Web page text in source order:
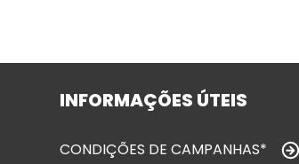
INFORMAÇÕES ÚTEIS
CONDIÇÕES DE CAMPANHAS*